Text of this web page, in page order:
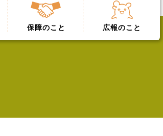
保障のこと 広報のこと